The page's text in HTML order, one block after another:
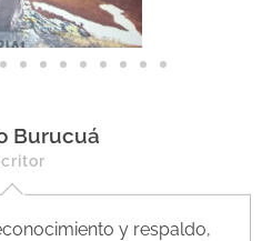
y respaldo,
Burucuá